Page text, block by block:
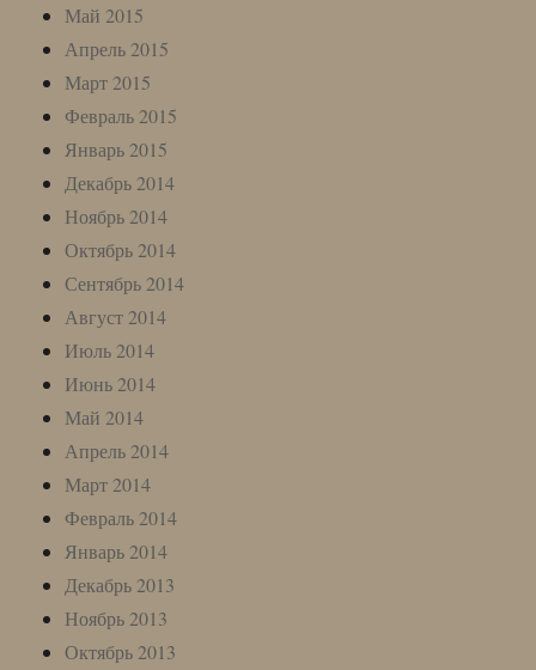
Май 2015
Апрель 2015
Март 2015
Февраль 2015
Январь 2015
Декабрь 2014
Ноябрь 2014
Октябрь 2014
Сентябрь 2014
Август 2014
Июль 2014
Июнь 2014
Май 2014
Апрель 2014
Март 2014
Февраль 2014
Январь 2014
Декабрь 2013
Ноябрь 2013
Октябрь 2013